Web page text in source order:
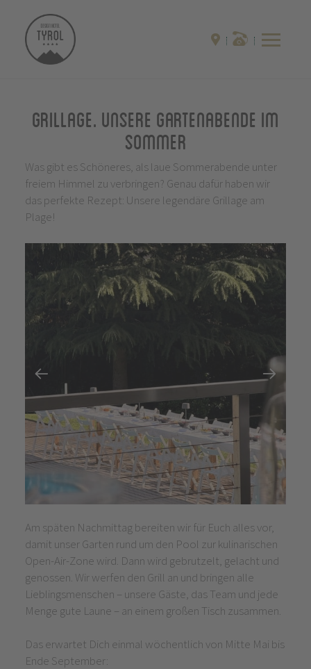
Grillage. Unsere Gartenabende im
Sommer
Was gibt es Schöneres, als laue Sommerabende unter
freiem Himmel zu verbringen? Genau dafür haben wir
das perfekte Rezept: Unsere legendäre Grillage am
Plage!
Am späten Nachmittag bereiten wir für Euch alles vor,
damit unser Garten rund um den Pool zur kulinarischen
Open-Air-Zone wird. Dann wird gebrutzelt, gelacht und
genossen. Wir werfen den Grill an und bringen alle
Lieblingsmenschen – unsere Gäste, das Team und jede
Menge gute Laune – an einem großen Tisch zusammen.
Das erwartet Dich einmal wöchentlich von Mitte Mai bis
Ende September: